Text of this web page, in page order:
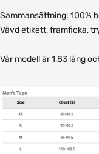
Sammansättning: 100%
Vävd etikett, framficka,
Vår modell är 1,83 lång